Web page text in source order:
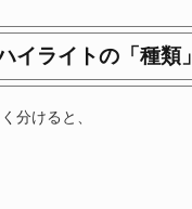
イライトの「種類」
分けると、